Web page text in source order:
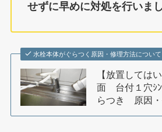
せずに早めに対処を行いまし
水栓本体がぐらつく原因・修理方法について
【放置しては
面 台付１穴ｼﾝ
らつき 原因